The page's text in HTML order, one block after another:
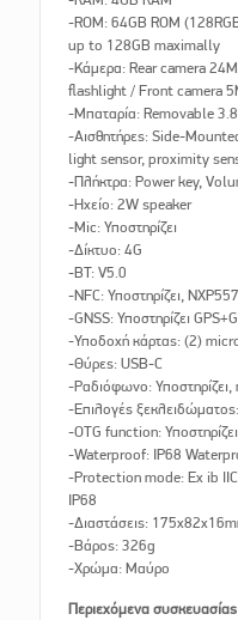
-ROM: 64GB ROM
up to 128GB maximally
-Κάμερα: Rear camera
flashlight / Front camera
-Μπαταρία: Removable
-Αισθητήρες: Side-
light sensor, proximity
-Πλήκτρα: Power key,
-Ηχείο: 2W speaker
-Mic: Υποστηρίζει
-Δίκτυο: 4G
-BT: V5.0
-NFC: Υποστηρίζει, NXP557
-GNSS: Υποστηρίζει
-Υποδοχή κάρτας: (2)
-Θύρες: USB-C
-Ραδιόφωνο:
-Επιλογές
-OTG function: Υποστηρίζει
-Waterproof: IP68
-Protection mode: Ex ib
IP68
-Διαστάσεις:
-Βάρος: 326g
-Χρώμα: Μαύρο
Περιεχόμενα συσκευασίας